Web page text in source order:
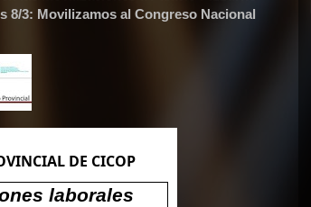
8/3: Movilizamos al Congreso Nacional
DE CICOP
laborales